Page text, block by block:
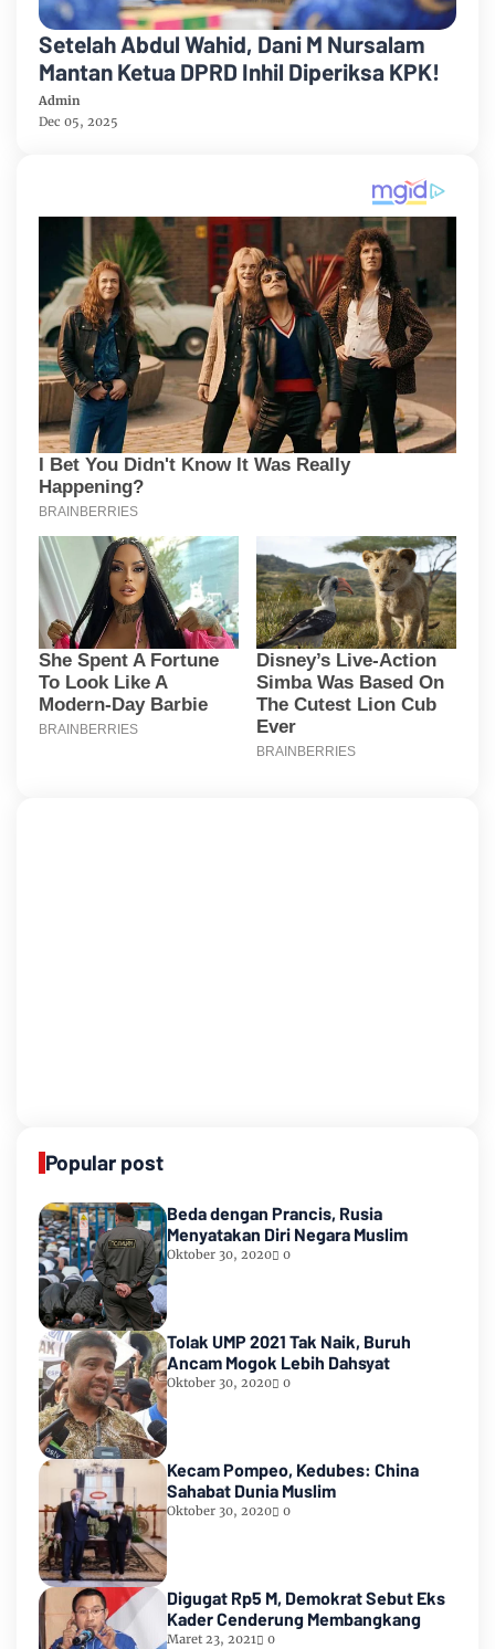
Setelah Abdul Wahid, Dani M Nursalam
Mantan Ketua DPRD Inhil Diperiksa KPK!
Admin
Dec 05, 2025
Popular post
Beda dengan Prancis, Rusia
Menyatakan Diri Negara Muslim
Oktober 30, 2020 0
Tolak UMP 2021 Tak Naik, Buruh
Ancam Mogok Lebih Dahsyat
Oktober 30, 2020 0
Kecam Pompeo, Kedubes: China
Sahabat Dunia Muslim
Oktober 30, 2020 0
Digugat Rp5 M, Demokrat Sebut Eks
Kader Cenderung Membangkang
Maret 23, 2021 0